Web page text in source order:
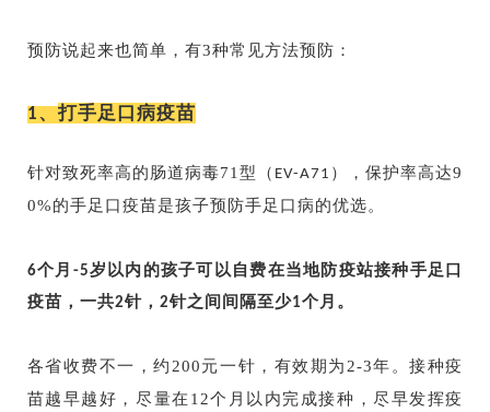
预防说起来也简单，有3种常见方法预防：
1、 打手足口病疫苗
针对致死率高的肠道病毒71型（ EV-A71 ），保护率高达9
0%的手足口疫苗是孩子预防手足口病的优选。
6个月-5岁以内的孩子可以自费在当地防疫站接种手足口
疫苗，一共2针，2针之间间隔至少1个月。
各省收费不一，约200元一针，有效期为2-3年。接种疫
苗越早越好，尽量在12个月以内完成接种，尽早发挥疫